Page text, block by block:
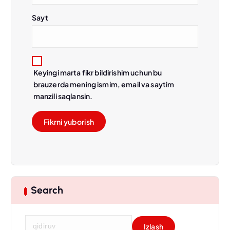
Sayt
Keyingi marta fikr bildirishim uchun bu
brauzerda mening ismim, email va saytim
manzili saqlansin.
Search